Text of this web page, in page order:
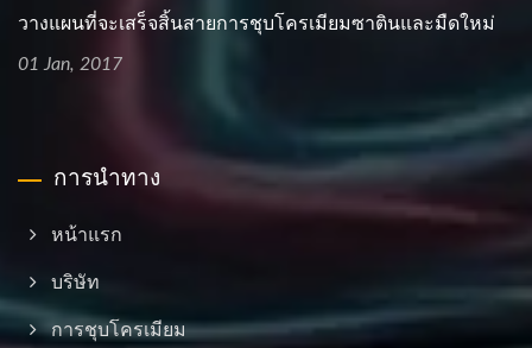
วางแผนที่จะเสร็จสิ้นสายการชุบโครเมียมซาตินและมืดใหม่
01 Jan, 2017
การนำทาง
หน้าแรก
บริษัท
การชุบโครเมียม